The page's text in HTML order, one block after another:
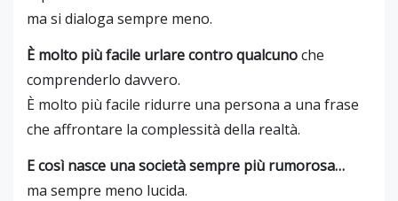
ma si dialoga sempre meno.
È molto più facile urlare contro qualcunoche
comprenderlo davvero.
È molto più facile ridurre una persona a una frase
che affrontare la complessità della realtà.
E così nasce una società sempre più rumorosa…
ma sempre meno lucida.